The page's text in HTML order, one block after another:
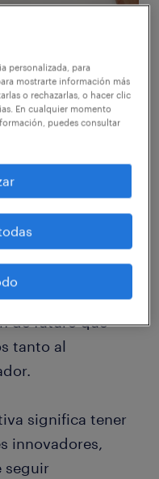
que quieran
competitivo
resultados que
es apostar
día a día, las
de sus
de futuro que
tanto al
significa tener
innovadores,
seguir
personalizada, para
mostrarte información más
o rechazarlas, o hacer clic
En cualquier momento
puedes consultar